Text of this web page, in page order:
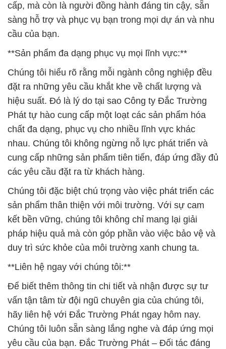
cấp, mà còn là người đồng hành đáng tin cậy, sẵn
sàng hỗ trợ và phục vụ bạn trong mọi dự án và nhu
cầu của bạn.
**Sản phẩm đa dạng phục vụ mọi lĩnh vực:**
Chúng tôi hiểu rõ rằng mỗi ngành công nghiệp đều
đặt ra những yêu cầu khắt khe về chất lượng và
hiệu suất. Đó là lý do tại sao Công ty Đắc Trường
Phát tự hào cung cấp một loạt các sản phẩm hóa
chất đa dạng, phục vụ cho nhiều lĩnh vực khác
nhau. Chúng tôi không ngừng nỗ lực phát triển và
cung cấp những sản phẩm tiên tiến, đáp ứng đầy đủ
các yêu cầu đặt ra từ khách hàng.
Chúng tôi đặc biệt chú trọng vào việc phát triển các
sản phẩm thân thiện với môi trường. Với sự cam
kết bền vững, chúng tôi không chỉ mang lại giải
pháp hiệu quả mà còn góp phần vào việc bảo vệ và
duy trì sức khỏe của môi trường xanh chung ta.
**Liên hệ ngay với chúng tôi:**
Để biết thêm thông tin chi tiết và nhận được sự tư
vấn tận tâm từ đội ngũ chuyên gia của chúng tôi,
hãy liên hệ với Đắc Trường Phát ngay hôm nay.
Chúng tôi luôn sẵn sàng lắng nghe và đáp ứng mọi
yêu cầu của bạn. Đắc Trường Phát – Đối tác đáng